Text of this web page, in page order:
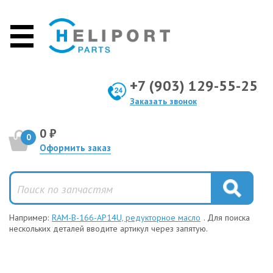
+7 (903) 129-55-25
Заказать звонок
0 0 ₽
Оформить заказ
Например: RAM-B-166-AP14U, редукторное масло . Для поиска
нескольких деталей вводите артикул через запятую.